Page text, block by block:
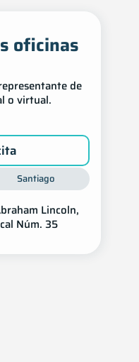
oficinas
de
o virtual.
Santiago
Lin­coln,
Núm. 35